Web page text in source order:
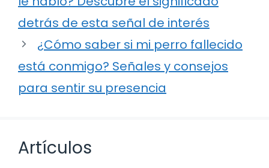
detrás de esta señal de interés
¿Cómo saber si mi perro fallecido
está conmigo? Señales y consejos
para sentir su presencia
Artículos